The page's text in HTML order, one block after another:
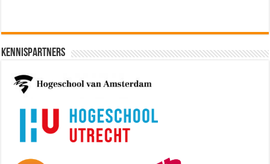
Kennispartners